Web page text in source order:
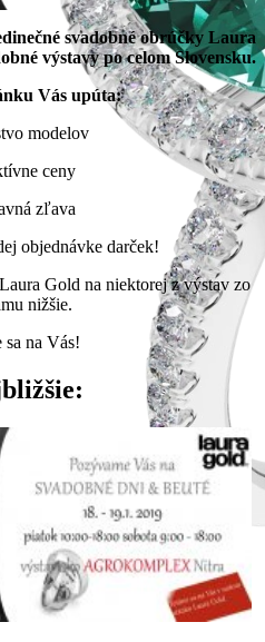
svadobné obrúčky Laura
výstavy po celom Slovensku.
Vás upúta:
modelov
ceny
zľava
objednávke darček!
Gold na niektorej z výstav zo
nižšie.
sa na Vás!